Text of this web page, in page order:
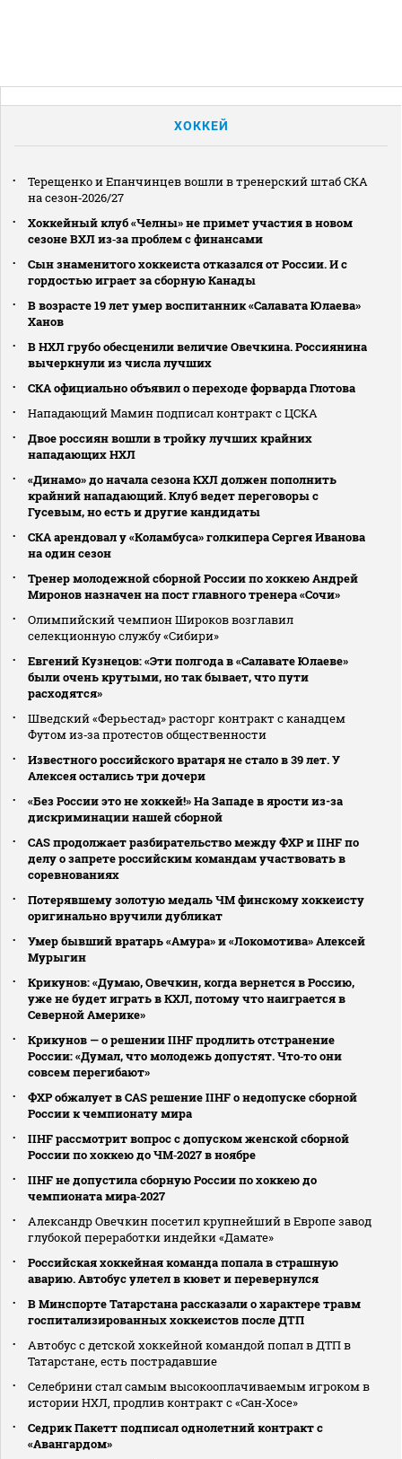
ХОККЕЙ
Терещенко и Епанчинцев вошли в тренерский штаб СКА
на сезон‑2026/27
Хоккейный клуб «Челны» не примет участия в новом
сезоне ВХЛ из‑за проблем с финансами
Сын знаменитого хоккеиста отказался от России. И с
гордостью играет за сборную Канады
В возрасте 19 лет умер воспитанник «Салавата Юлаева»
Ханов
В НХЛ грубо обесценили величие Овечкина. Россиянина
вычеркнули из числа лучших
СКА официально объявил о переходе форварда Глотова
Нападающий Мамин подписал контракт с ЦСКА
Двое россиян вошли в тройку лучших крайних
нападающих НХЛ
«Динамо» до начала сезона КХЛ должен пополнить
крайний нападающий. Клуб ведет переговоры с
Гусевым, но есть и другие кандидаты
СКА арендовал у «Коламбуса» голкипера Сергея Иванова
на один сезон
Тренер молодежной сборной России по хоккею Андрей
Миронов назначен на пост главного тренера «Сочи»
Олимпийский чемпион Широков возглавил
селекционную службу «Сибири»
Евгений Кузнецов: «Эти полгода в «Салавате Юлаеве»
были очень крутыми, но так бывает, что пути
расходятся»
Шведский «Ферьестад» расторг контракт с канадцем
Футом из‑за протестов общественности
Известного российского вратаря не стало в 39 лет. У
Алексея остались три дочери
«Без России это не хоккей!» На Западе в ярости из-за
дискриминации нашей сборной
CAS продолжает разбирательство между ФХР и IIHF по
делу о запрете российским командам участвовать в
соревнованиях
Потерявшему золотую медаль ЧМ финскому хоккеисту
оригинально вручили дубликат
Умер бывший вратарь «Амура» и «Локомотива» Алексей
Мурыгин
Крикунов: «Думаю, Овечкин, когда вернется в Россию,
уже не будет играть в КХЛ, потому что наиграется в
Северной Америке»
Крикунов — о решении IIHF продлить отстранение
России: «Думал, что молодежь допустят. Что‑то они
совсем перегибают»
ФХР обжалует в CAS решение IIHF о недопуске сборной
России к чемпионату мира
IIHF рассмотрит вопрос с допуском женской сборной
России по хоккею до ЧМ‑2027 в ноябре
IIHF не допустила сборную России по хоккею до
чемпионата мира‑2027
Александр Овечкин посетил крупнейший в Европе завод
глубокой переработки индейки «Дамате»
Российская хоккейная команда попала в страшную
аварию. Автобус улетел в кювет и перевернулся
В Минспорте Татарстана рассказали о характере травм
госпитализированных хоккеистов после ДТП
Автобус с детской хоккейной командой попал в ДТП в
Татарстане, есть пострадавшие
Селебрини стал самым высокооплачиваемым игроком в
истории НХЛ, продлив контракт с «Сан‑Хосе»
Седрик Пакетт подписал однолетний контракт с
«Авангардом»